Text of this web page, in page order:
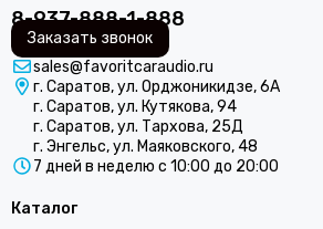
8-937-888-1-888
Заказать звонок
sales@favoritcaraudio.ru
г. Саратов, ул. Орджоникидзе, 6А
г. Саратов, ул. Кутякова, 94
г. Саратов, ул. Тархова, 25Д
г. Энгельс, ул. Маяковского, 48
7 дней в неделю с 10:00 до 20:00
Каталог